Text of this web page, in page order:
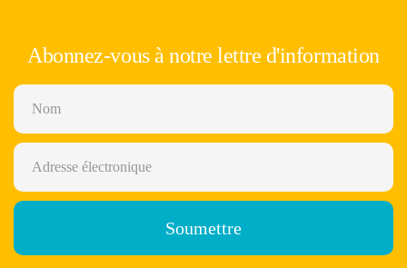
Abonnez-vous à notre lettre d'information
Soumettre